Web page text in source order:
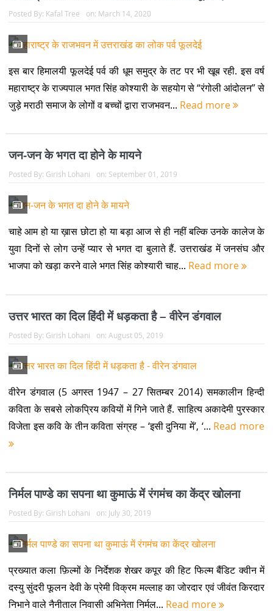
Posted By: Kafal Tree on: March 14, 2020
इस बार हिमालयी फूलदेई पर्व की धूम समुद्र के तट पर भी खूब रही. इस वर्ष
महाराष्ट्र के राज्यपाल भगत सिंह कोश्यारी के सहयोग से “रंगोली आंदोलन” से
जुड़े मराठी समाज के लोगों व बच्चों द्वारा राजभवन... Read more
जन-जन के भगत दा होने के मायने
Posted By: Girish Lohani on: September 01, 2019
चाहे आम हो या ख़ास छोटा हो या बड़ा आज से ही नहीं बल्कि उनके कालेज के
युवा दिनों से लोग उन्हें प्यार से भगत दा बुलाते हैं. उत्तराखंड में जनसंघ और
भाजपा को खड़ा करने वाले भगत सिंह कोश्यारी चाह... Read more
उत्तर भारत का दिल हिंदी में धड़कता है – वीरेन डंगवाल
Posted By: Girish Lohani on: August 05, 2019
वीरेन डंगवाल (5 अगस्त 1947 – 27 सितम्बर 2014) समकालीन हिन्दी
कविता के सबसे लोकप्रिय कवियों में गिने जाते हैं. साहित्य अकादेमी पुरस्कार
विजेता इस कवि के तीन कविता संग्रह – ‘इसी दुनिया में’, ‘... Read more
निर्मल पाण्‍डे का सपना था कुमाऊं में रंगमंच का केंद्र खोलना
Posted By: Girish Lohani on: July 30, 2019
प्रख्यात कला फ़िल्मों के निर्देशक शेखर कपूर की हिट फिल्म बैंडिट क्वीन में
दस्यु सुंदरी फूलन देवी के प्रेमी विक्रम मल्लाह का जोरदार एवं जीवंत किरदार
निभाने वाले नैनीताल निवासी अभिनेता निर्मल... Read more